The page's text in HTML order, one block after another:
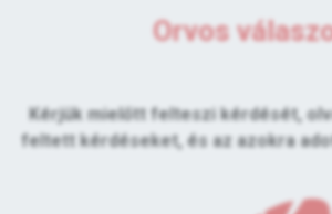
Orvos
Kérjük mielőtt felteszi kérdését,
feltett kérdéseket, és az azokra